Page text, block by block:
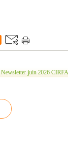
Newsletter juin 2026